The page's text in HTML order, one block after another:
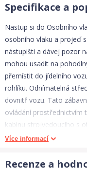
Specifikace a
Nastup si do Osobního
osobního vlaku a projeď
nástupišti a dávej pozor
mohou usadit na
přemístit do jídelního
rohlíku. Odnímatelná
dovnitř vozu. Tato
ovládání prostřednictvím
kabinu strojvedoucího s
odnímatelnou střechou,
řádem, signalizačním
Více informací
Recenze a